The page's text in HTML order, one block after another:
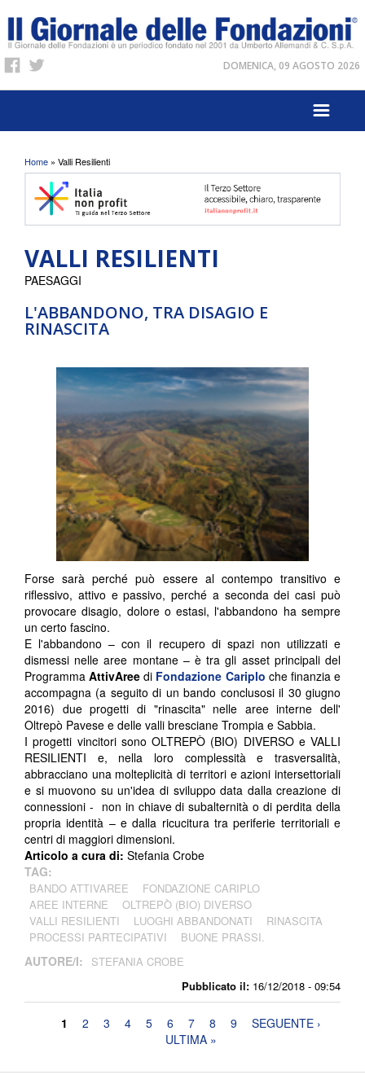
DOMENICA, 09 AGOSTO 2026
Tu sei qui
Home » Valli Resilienti
VALLI RESILIENTI
L'ABBANDONO, TRA DISAGIO E
RINASCITA
Pubblicato il: 16/12/2018 - 09:54
PAESAGGI
Forse sarà perché può essere al contempo transitivo e
riflessivo, attivo e passivo, perché a seconda dei casi può
provocare disagio, dolore o estasi, l'abbandono ha sempre
un certo fascino.
E l'abbandono – con il recupero di spazi non utilizzati e
dismessi nelle aree montane – è tra gli asset principali del
ProgrammaAttivAree di Fondazione Cariplo che finanzia e
accompagna (a seguito di un bando conclusosi il 30 giugno
2016) due progetti di "rinascita" nelle aree interne dell'
Oltrepò Pavese e delle valli bresciane Trompia e Sabbia.
I progetti vincitori sono OLTREPÒ (BIO) DIVERSO e VALLI
RESILIENTI e, nella loro complessità e trasversalità,
abbracciano una molteplicità di territori e azioni intersettoriali
e si muovono su un'idea di sviluppo data dalla creazione di
connessioni - non in chiave di subalternità o di perdita della
propria identità – e dalla ricucitura tra periferie territoriali e
centri di maggiori dimensioni.
Articolo a cura di: Stefania Crobe
TAG:
BANDO ATTIVAREE
FONDAZIONE CARIPLO
AREE INTERNE
OLTREPÒ (BIO) DIVERSO
VALLI RESILIENTI
LUOGHI ABBANDONATI
RINASCITA
PROCESSI PARTECIPATIVI
BUONE PRASSI.
AUTORE/I: STEFANIA CROBE
Pagine
1 2 3 4 5 6 7 8 9
SEGUENTE ›
ULTIMA »